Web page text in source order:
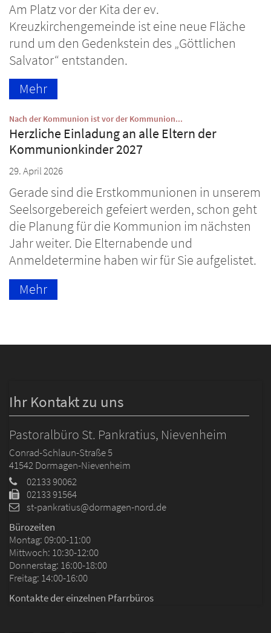
Am Platz vor der Kita der ev.
Kreuzkirchengemeinde ist eine neue Fläche
rund um den Gedenkstein des „Göttlichen
Salvator“ entstanden.
Mehr
Nach der Kommunion ist vor der Kommunion...
Herzliche Einladung an alle Eltern der
Kommunionkinder 2027
29. April 2026
Gerade sind die Erstkommunionen in unserem
Seelsorgebereich gefeiert werden, schon geht
die Planung für die Kommunion im nächsten
Jahr weiter. Die Elternabende und
Anmeldetermine haben wir für Sie aufgelistet.
Mehr
Ihr Kontakt zu uns
Pastoralbüro St. Pankratius, Nievenheim
Conrad-Schlaun-Straße 5
41542Dormagen-Nievenheim
02133 90062
02133 91564
st-pankratius@dormagen-nord.de
Bürozeiten
Montag: 09:00-11:00
Mittwoch: 10:30-12:00
Donnerstag: 16:00-18:00
Freitag: 14:00-16:00
Kontakte der einzelnen Pfarrbüros